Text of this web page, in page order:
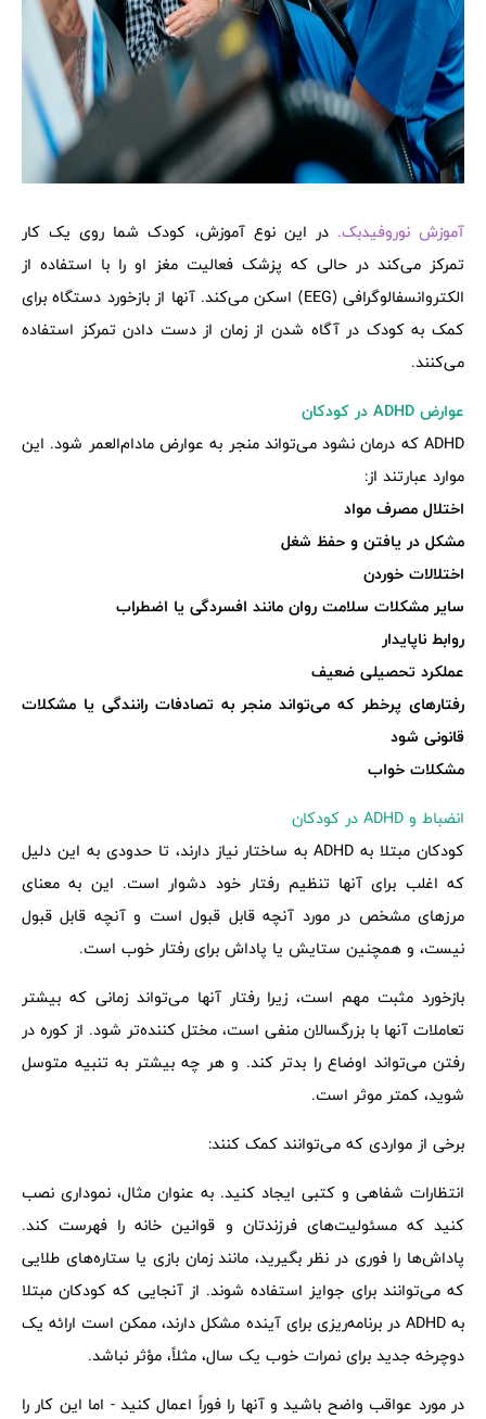
آموزش نوروفیدبک.در این نوع آموزش، کودک شما روی یک کار
تمرکز می‌کند در حالی که پزشک فعالیت مغز او را با استفاده از
الکتروانسفالوگرافی (EEG) اسکن می‌کند. آنها از بازخورد دستگاه برای
کمک به کودک در آگاه شدن از زمان از دست دادن تمرکز استفاده
می‌کنند.
عوارض ADHD در کودکان
ADHD که درمان نشود می‌تواند منجر به عوارض مادام‌العمر شود. این
موارد عبارتند از:
اختلال مصرف مواد
مشکل در یافتن و حفظ شغل
اختلالات خوردن
سایر مشکلات سلامت روان مانند افسردگی یا اضطراب
روابط ناپایدار
عملکرد تحصیلی ضعیف
رفتارهای پرخطر که می‌تواند منجر به تصادفات رانندگی یا مشکلات
قانونی شود
مشکلات خواب
انضباط و ADHD در کودکان
کودکان مبتلا به ADHD به ساختار نیاز دارند، تا حدودی به این دلیل
که اغلب برای آنها تنظیم رفتار خود دشوار است. این به معنای
مرزهای مشخص در مورد آنچه قابل قبول است و آنچه قابل قبول
نیست، و همچنین ستایش یا پاداش برای رفتار خوب است.
بازخورد مثبت مهم است، زیرا رفتار آنها می‌تواند زمانی که بیشتر
تعاملات آنها با بزرگسالان منفی است، مختل کننده‌تر شود. از کوره در
رفتن می‌تواند اوضاع را بدتر کند. و هر چه بیشتر به تنبیه متوسل
شوید، کمتر موثر است.
برخی از مواردی که می‌توانند کمک کنند:
انتظارات شفاهی و کتبی ایجاد کنید. به عنوان مثال، نموداری نصب
کنید که مسئولیت‌های فرزندتان و قوانین خانه را فهرست کند.
پاداش‌ها را فوری در نظر بگیرید، مانند زمان بازی یا ستاره‌های طلایی
که می‌توانند برای جوایز استفاده شوند. از آنجایی که کودکان مبتلا
به ADHD در برنامه‌ریزی برای آینده مشکل دارند، ممکن است ارائه یک
دوچرخه جدید برای نمرات خوب یک سال، مثلاً، مؤثر نباشد.
در مورد عواقب واضح باشید و آنها را فوراً اعمال کنید - اما این کار را